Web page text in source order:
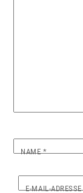
NAME*
E-MAIL-